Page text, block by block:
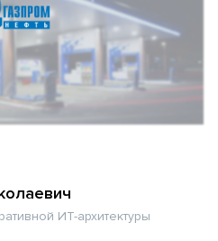
ИТ-архитектуры